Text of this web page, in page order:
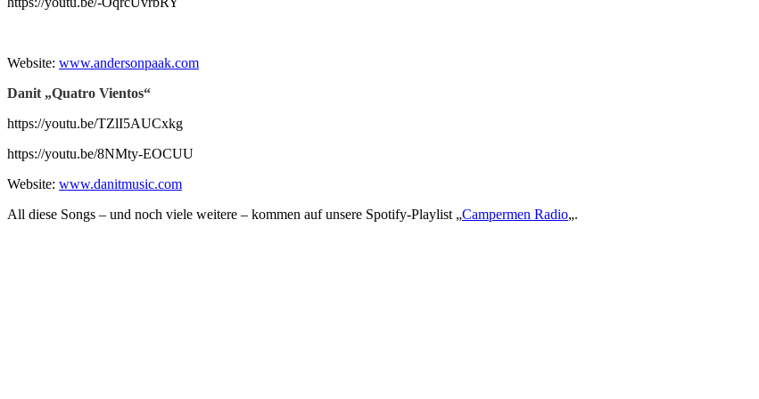
Website: www.andersonpaak.com
Danit „Quatro Vientos“
https://youtu.be/TZlI5AUCxkg
https://youtu.be/8NMty-EOCUU
Website: www.danitmusic.com
All diese Songs – und noch viele weitere – kommen auf unsere Spotify-Playlist „Campermen Radio„.